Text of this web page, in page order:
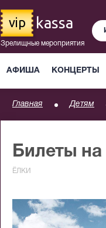
vip kassa
Зрелищные мероприятия
АФИША КОНЦЕРТЫ
Главная Детям
Билеты
ЁЛКИ